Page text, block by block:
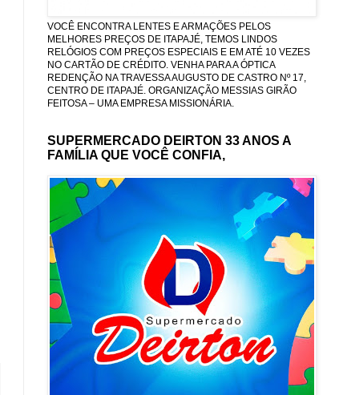
VOCÊ ENCONTRA LENTES E ARMAÇÕES PELOS
MELHORES PREÇOS DE ITAPAJÉ, TEMOS LINDOS
RELÓGIOS COM PREÇOS ESPECIAIS E EM ATÉ 10 VEZES
NO CARTÃO DE CRÉDITO. VENHA PARA A ÓPTICA
REDENÇÃO NA TRAVESSA AUGUSTO DE CASTRO Nº 17,
CENTRO DE ITAPAJÉ. ORGANIZAÇÃO MESSIAS GIRÃO
FEITOSA – UMA EMPRESA MISSIONÁRIA.
SUPERMERCADO DEIRTON 33 ANOS A
FAMÍLIA QUE VOCÊ CONFIA,